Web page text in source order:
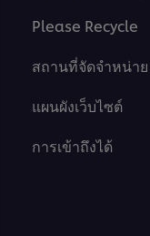
Please Recycle
สถานที่จัดจำหน่าย
แผนผังเว็บไซต์
การเข้าถึงได้